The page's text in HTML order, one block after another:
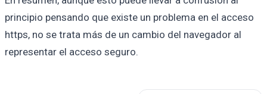
principio pensando que existe un problema en el acceso
https, no se trata más de un cambio del navegador al
representar el acceso seguro.